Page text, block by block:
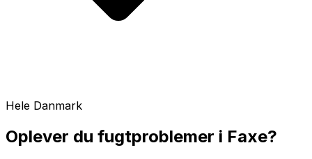
Hele Danmark
Oplever du fugtproblemer i Faxe?